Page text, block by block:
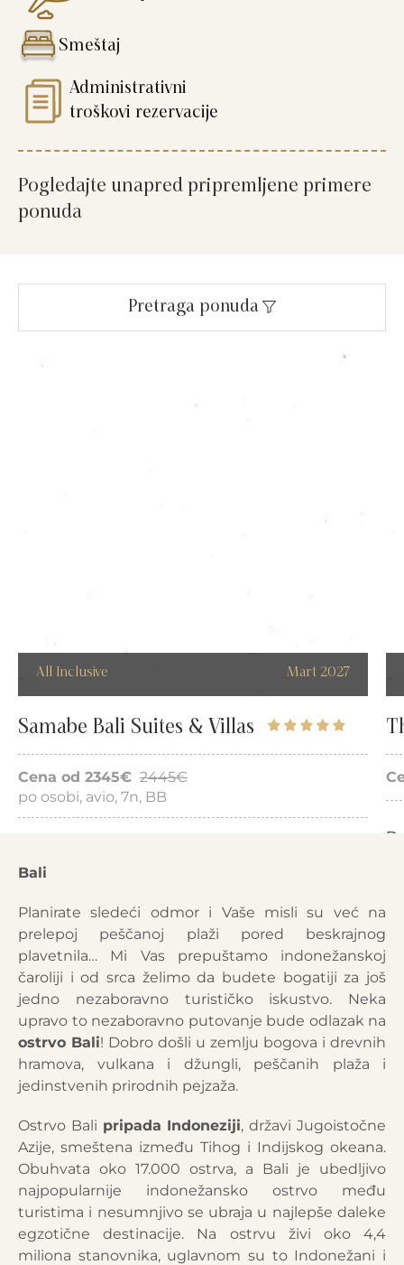
Smeštaj
Administrativni
troškovi rezervacije
Pogledajte unapred pripremljene primere
ponuda
Pretraga ponuda
All Inclusive Mart 2027
Samabe Bali Suites & Villas
Cena od 2345€ 2445€
po osobi, avio, 7n, BB
Bali
Planirate sledeći odmor i Vaše misli su već na
prelepoj peščanoj plaži pored beskrajnog
plavetnila… Mi Vas prepuštamo indonežanskoj
čaroliji i od srca želimo da budete bogatiji za još
jedno nezaboravno turističko iskustvo. Neka
upravo to nezaboravno putovanje bude odlazak na
ostrvo Bali! Dobro došli u zemlju bogova i drevnih
hramova, vulkana i džungli, peščanih plaža i
jedinstvenih prirodnih pejzaža.
Ostrvo Bali pripada Indoneziji, državi Jugoistočne
Azije, smeštena između Tihog i Indijskog okeana.
Obuhvata oko 17.000 ostrva, a Bali je ubedljivo
najpopularnije indonežansko ostrvo među
turistima i nesumnjivo se ubraja u najlepše daleke
egzotične destinacije. Na ostrvu živi oko 4,4
miliona stanovnika, uglavnom su to Indonežani i